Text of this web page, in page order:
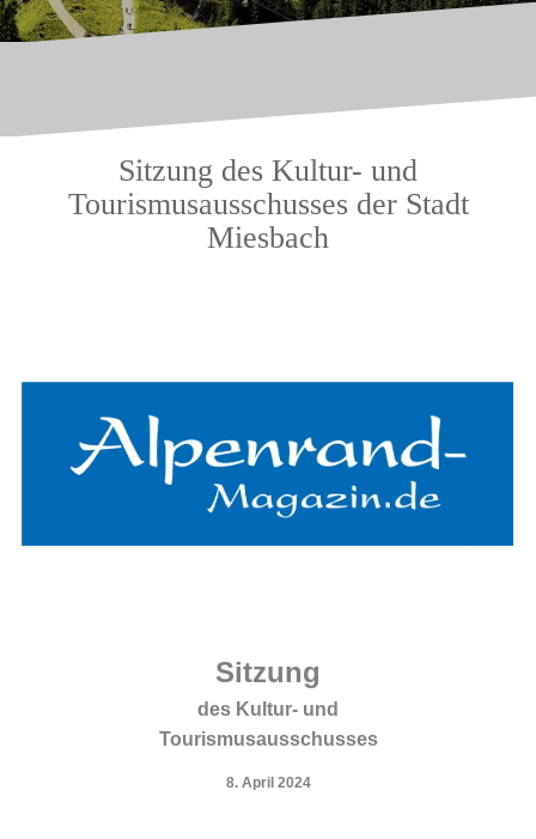
Sitzung des Kultur- und
Tourismusausschusses der Stadt
Miesbach
Sitzung
des Kultur- und
Tourismusausschusses
8. April 2024